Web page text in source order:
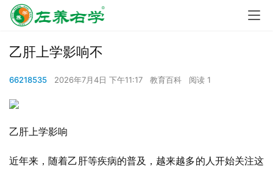
乙肝上学影响不
66218535 2026年7月4日 下午11:17 教育百科 阅读 1
乙肝上学影响
近年来，随着乙肝等疾病的普及，越来越多的人开始关注这